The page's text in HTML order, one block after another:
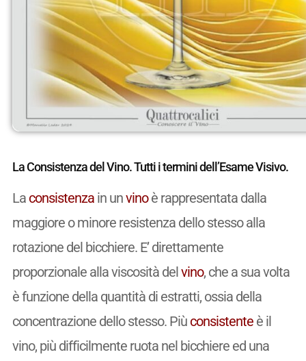
La Consistenza del Vino. Tutti i termini dell’Esame Visivo.
La consistenzain unvinoè rappresentata dalla
maggiore o minore resistenza dello stesso alla
rotazione del bicchiere. E’ direttamente
proporzionale alla viscosità delvino, che a sua volta
è funzione della quantità di estratti, ossia della
concentrazione dello stesso. Più consistenteè il
vino, più difficilmente ruota nel bicchiere ed una